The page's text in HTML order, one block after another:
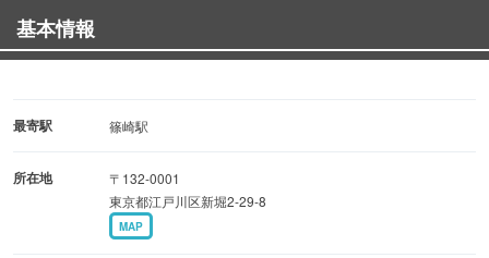
基本情報
最寄駅 篠崎駅
所在地
〒132-0001
東京都江戸川区新堀2-29-8
MAP